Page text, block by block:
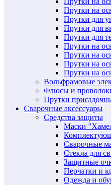
Прутки на
Прутки для
Прутки для
Прутки для
Прутки на
Прутки на
Прутки на
Прутки на
Вольфрамовые
Флюсы и
Прутки
Сварочные аксессуары
Средства защиты
Маски
Сварочные
Стекла для
Защитные
Перчатки и
Одежда и